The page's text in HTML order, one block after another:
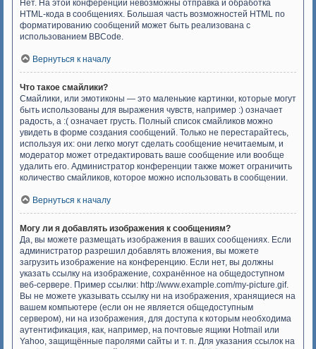
Нет. На этой конференции невозможны отправка и обработка
HTML-кода в сообщениях. Большая часть возможностей HTML по
форматированию сообщений может быть реализована с
использованием BBCode.
Вернуться к началу
Что такое смайлики?
Смайлики, или эмотиконы — это маленькие картинки, которые могут
быть использованы для выражения чувств, например :) означает
радость, а :( означает грусть. Полный список смайликов можно
увидеть в форме создания сообщений. Только не перестарайтесь,
используя их: они легко могут сделать сообщение нечитаемым, и
модератор может отредактировать ваше сообщение или вообще
удалить его. Администратор конференции также может ограничить
количество смайликов, которое можно использовать в сообщении.
Вернуться к началу
Могу ли я добавлять изображения к сообщениям?
Да, вы можете размещать изображения в ваших сообщениях. Если
администратор разрешил добавлять вложения, вы можете
загрузить изображение на конференцию. Если нет, вы должны
указать ссылку на изображение, сохранённое на общедоступном
веб-сервере. Пример ссылки: http://www.example.com/my-picture.gif.
Вы не можете указывать ссылку ни на изображения, хранящиеся на
вашем компьютере (если он не является общедоступным
сервером), ни на изображения, для доступа к которым необходима
аутентификация, как, например, на почтовые ящики Hotmail или
Yahoo, защищённые паролями сайты и т. п. Для указания ссылок на